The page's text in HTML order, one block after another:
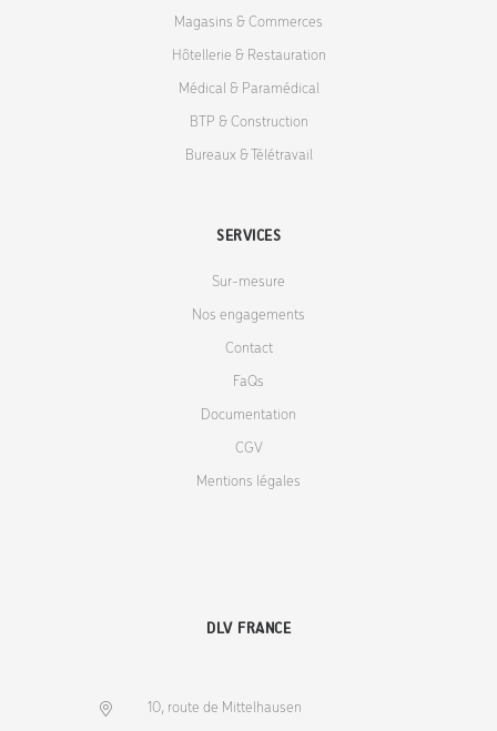
Magasins & Commerces
Hôtellerie & Restauration
Médical & Paramédical
BTP & Construction
Bureaux & Télétravail
SERVICES
Sur-mesure
Nos engagements
Contact
FaQs
Documentation
CGV
Mentions légales
DLV FRANCE
10, route de Mittelhausen